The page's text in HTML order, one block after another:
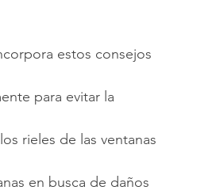
estos consejos
para evitar la
rieles de las ventanas
en busca de daños